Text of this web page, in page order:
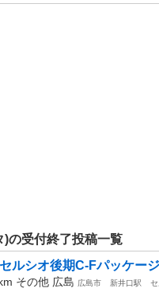
)の受付終了投稿一覧
ルシオ後期C-Fパッケー
その他 広島 広島市 新井口駅